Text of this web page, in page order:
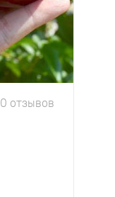
0 отзывов